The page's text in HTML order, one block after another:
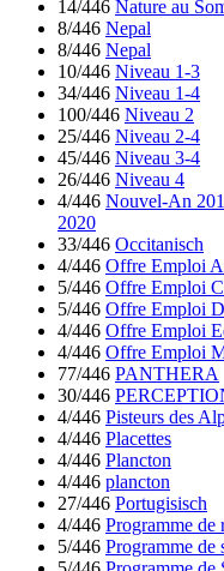
14/446 Nature au
8/446 Nepal
8/446 Nepal
10/446 Niveau 1-3
34/446 Niveau 1-4
100/446 Niveau 2
25/446 Niveau 2-4
45/446 Niveau 3-4
26/446 Niveau 4
4/446 Nouvel-An
2020
33/446 Occitanisch
4/446 Offre Emploi
5/446 Offre Emploi
5/446 Offre Emploi
4/446 Offre Emploi
4/446 Offre Emploi
77/446 PANTHERA
30/446
4/446 Pisteurs des
4/446 Placettes
4/446 Plancton
4/446 plancton
27/446 Portugisisch
4/446 Programme de
5/446 Programme de